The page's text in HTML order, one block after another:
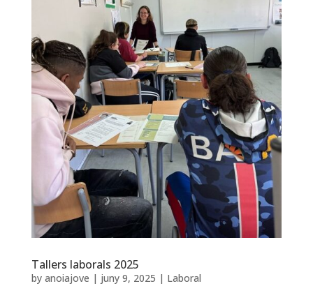
Tallers laborals 2025
by anoiajove | juny 9, 2025 | Laboral